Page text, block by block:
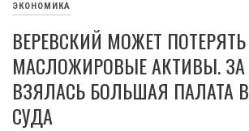
ЭКОНОМИКА
ВЕРЕВСКИЙ МОЖЕТ ПОТЕРЯТЬ
МАСЛОЖИРОВЫЕ АКТИВЫ.
ВЗЯЛАСЬ БОЛЬШАЯ ПАЛАТА
СУДА